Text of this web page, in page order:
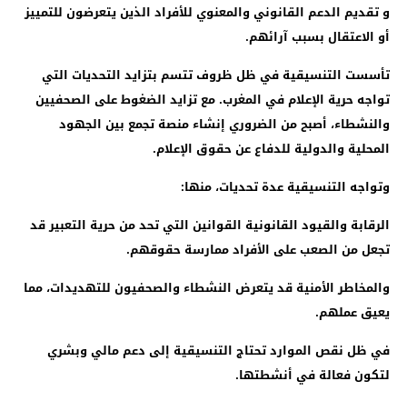
و تقديم الدعم القانوني والمعنوي للأفراد الذين يتعرضون للتمييز
أو الاعتقال بسبب آرائهم.
تأسست التنسيقية في ظل ظروف تتسم بتزايد التحديات التي
تواجه حرية الإعلام في المغرب. مع تزايد الضغوط على الصحفيين
والنشطاء، أصبح من الضروري إنشاء منصة تجمع بين الجهود
المحلية والدولية للدفاع عن حقوق الإعلام.
وتواجه التنسيقية عدة تحديات، منها:
الرقابة والقيود القانونية القوانين التي تحد من حرية التعبير قد
تجعل من الصعب على الأفراد ممارسة حقوقهم.
والمخاطر الأمنية قد يتعرض النشطاء والصحفيون للتهديدات، مما
يعيق عملهم.
في ظل نقص الموارد تحتاج التنسيقية إلى دعم مالي وبشري
لتكون فعالة في أنشطتها.